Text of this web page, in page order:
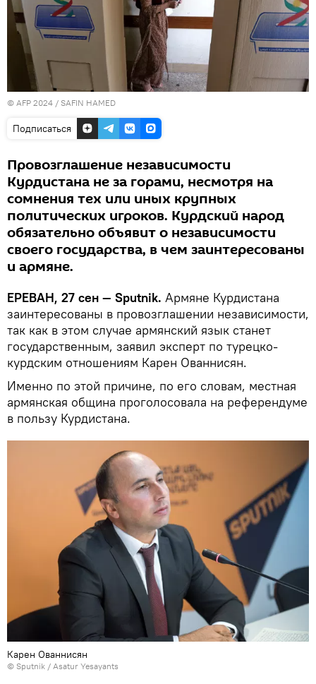
© AFP 2024 / SAFIN HAMED
Подписаться
Провозглашение независимости
Курдистана не за горами, несмотря на
сомнения тех или иных крупных
политических игроков. Курдский народ
обязательно объявит о независимости
своего государства, в чем заинтересованы
и армяне.
ЕРЕВАН, 27 сен — Sputnik. Армяне Курдистана
заинтересованы в провозглашении независимости,
так как в этом случае армянский язык станет
государственным, заявил эксперт по турецко-
курдским отношениям Карен Ованнисян.
Именно по этой причине, по его словам, местная
армянская община проголосовала на референдуме
в пользу Курдистана.
Карен Ованнисян
© Sputnik / Asatur Yesayants